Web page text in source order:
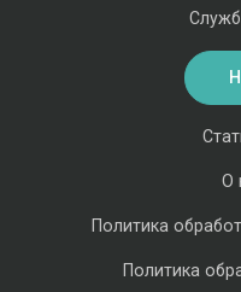
О
Политика
Политика